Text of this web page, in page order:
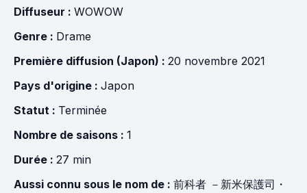
Diffuseur : WOWOW
Genre : Drame
Première diffusion (Japon) : 20 novembre 2021
Pays d'origine : Japon
Statut : Terminée
Nombre de saisons : 1
Durée : 27 min
Aussi connu sous le nom de : 前科者 －新米保護司・